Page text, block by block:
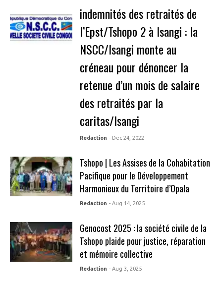
indemnités des retraités de
l’Epst/Tshopo 2 à Isangi : la
NSCC/Isangi monte au
créneau pour dénoncer la
retenue d’un mois de salaire
des retraités par la
caritas/Isangi
Redaction - Dec 24, 2022
Tshopo | Les Assises de la Cohabitation
Pacifique pour le Développement
Harmonieux du Territoire d’Opala
Redaction - Aug 14, 2025
Genocost 2025 : la société civile de la
Tshopo plaide pour justice, réparation
et mémoire collective
Redaction - Aug 3, 2025